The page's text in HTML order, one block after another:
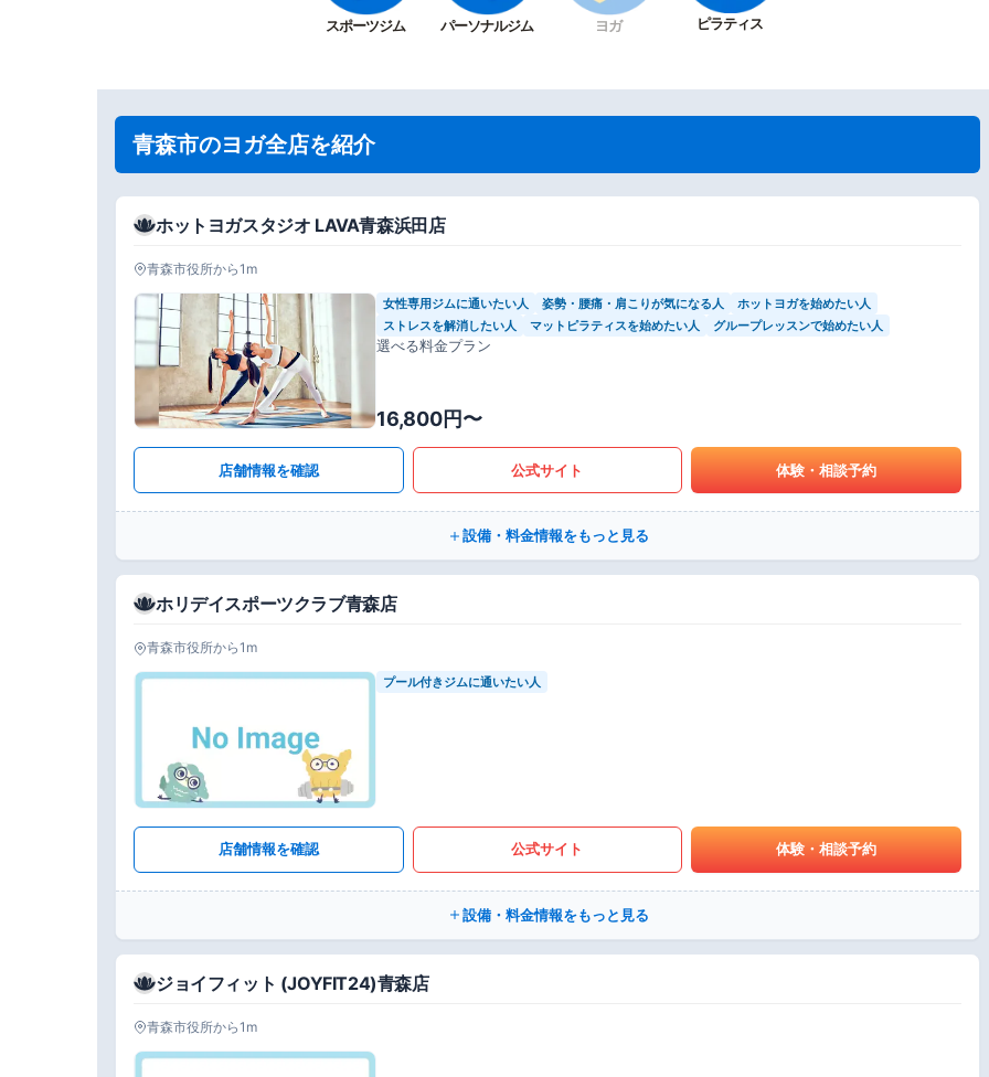
スポーツジム パーソナルジム ヨガ ピラティス
青森市のヨガ全店を紹介
ホットヨガスタジオ LAVA青森浜田店
青森市役所から1m
女性専用ジムに通いたい人 姿勢・腰痛・肩こりが気になる人
ホットヨガを始めたい人
ストレスを解消したい人
マットピラティスを始めたい人 グループレッスンで始めたい人
選べる料金プラン
16,800円〜
店舗情報を確認 公式サイト 体験・相談予約
設備・料金情報をもっと見る
ホリデイスポーツクラブ青森店
青森市役所から1m
プール付きジムに通いたい人
店舗情報を確認 公式サイト 体験・相談予約
設備・料金情報をもっと見る
ジョイフィット (JOYFIT24)青森店
青森市役所から1m